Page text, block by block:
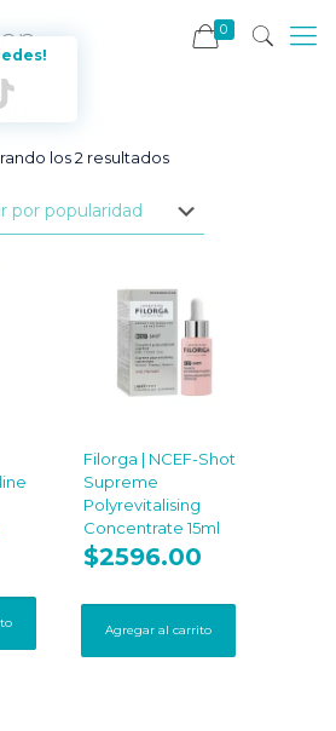
0
los 2 resultadosOrdenado
Filorga | NCEF-Shot
Supreme
Polyrevitalising
Concentrate 15ml
$2596.00
Agregar al carrito